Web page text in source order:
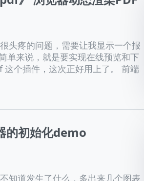
头疼的问题，需要让我显示一个报
单来说，就是要实现在线预览和下
个插件，这次正好用上了。 前端
的初始化demo
知道发生了什么，多出来几个图表